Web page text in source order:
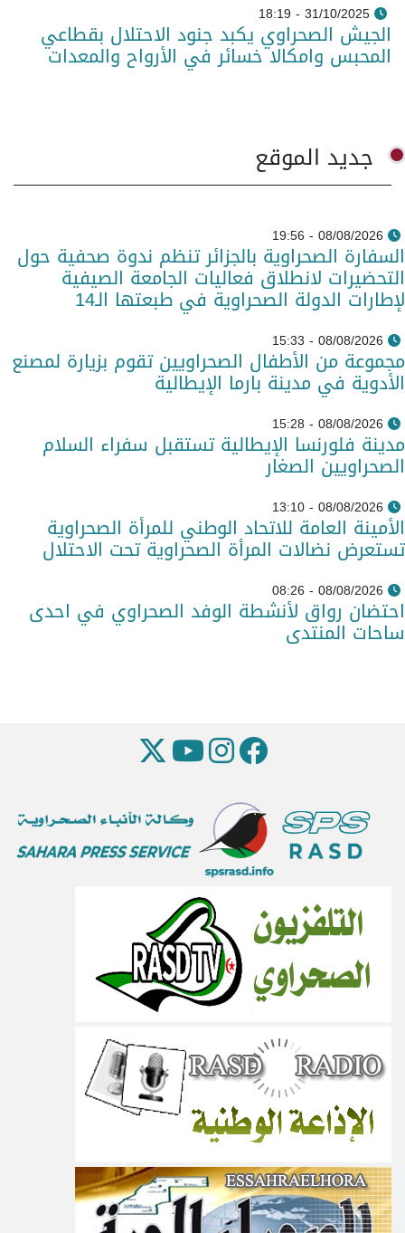
31/10/2025 - 18:19
الجيش الصحراوي يكبد جنود الاحتلال بقطاعي
المحبس وامكالا خسائر في الأرواح والمعدات
جديد الموقع
08/08/2026 - 19:56
السفارة الصحراوية بالجزائر تنظم ندوة صحفية حول
التحضيرات لانطلاق فعاليات الجامعة الصيفية
لإطارات الدولة الصحراوية في طبعتها الـ14
08/08/2026 - 15:33
مجموعة من الأطفال الصحراويين تقوم بزيارة لمصنع
الأدوية في مدينة بارما الإيطالية
08/08/2026 - 15:28
مدينة فلورنسا الإيطالية تستقبل سفراء السلام
الصحراويين الصغار
08/08/2026 - 13:10
الأمينة العامة للاتحاد الوطني للمرأة الصحراوية
تستعرض نضالات المرأة الصحراوية تحت الاحتلال
08/08/2026 - 08:26
احتضان رواق لأنشطة الوفد الصحراوي في احدى
ساحات المنتدى